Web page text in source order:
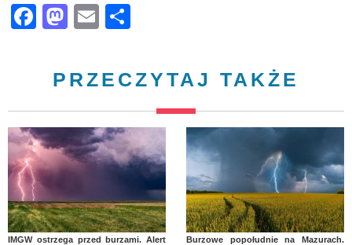
Facebook
Mastodon
Email
PRZECZYTAJ TAKŻE
IMGW ostrzega przed burzami. Alert
Burzowe popołudnie na Mazurach.